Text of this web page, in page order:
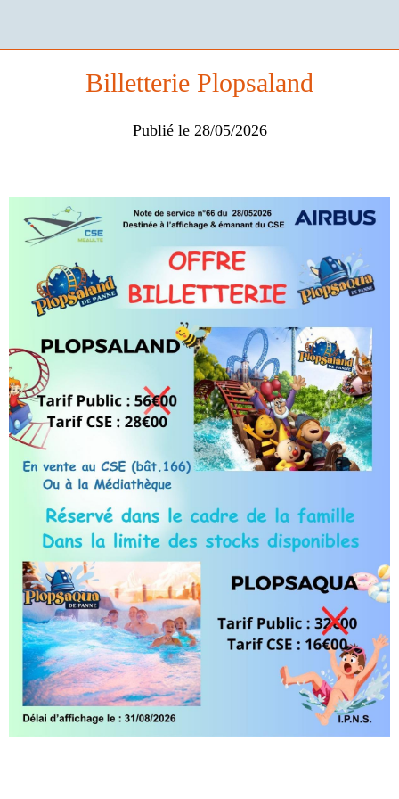
Billetterie Plopsaland
Publié le 28/05/2026